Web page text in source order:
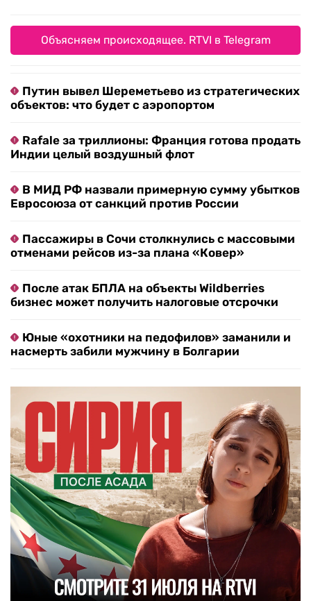
Объясняем происходящее. RTVI в Telegram
Путин вывел Шереметьево из стратегических
объектов: что будет с аэропортом
Rafale за триллионы: Франция готова продать
Индии целый воздушный флот
В МИД РФ назвали примерную сумму убытков
Евросоюза от санкций против России
Пассажиры в Сочи столкнулись с массовыми
отменами рейсов из-за плана «Ковер»
После атак БПЛА на объекты Wildberries
бизнес может получить налоговые отсрочки
Юные «охотники на педофилов» заманили и
насмерть забили мужчину в Болгарии